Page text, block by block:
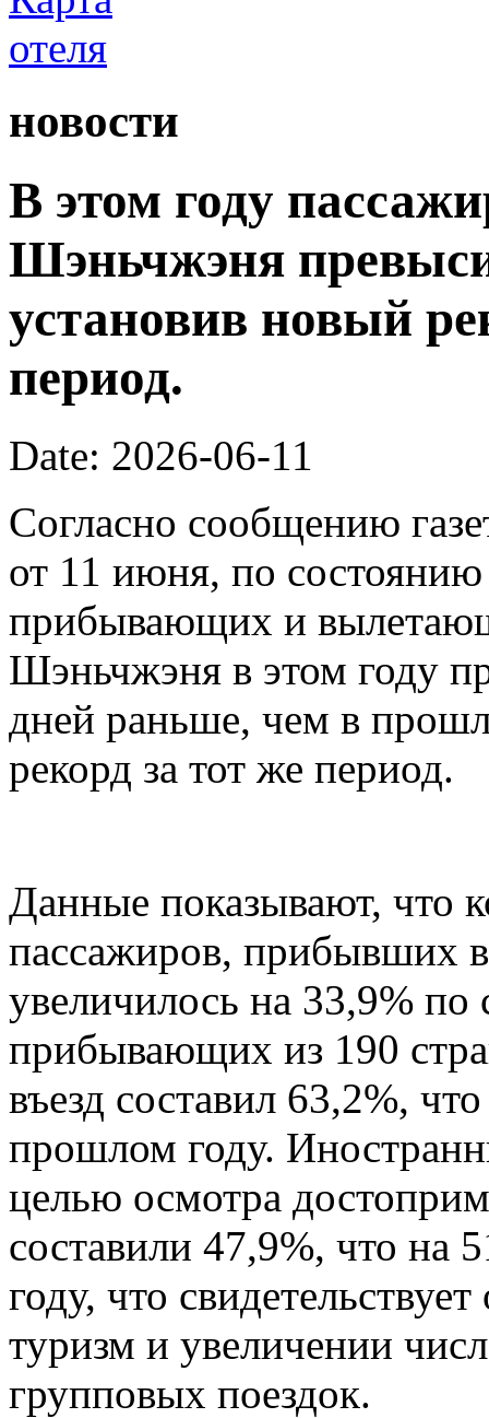
новости
В этом году
Шэньчжэня
установив новый
период.
Date: 2026-06-11
Согласно сообщению
от 11 июня, по
прибывающих и
Шэньчжэня в этом году
дней раньше, чем в
рекорд за тот же период.
Данные показывают, что
пассажиров, прибывших в
увеличилось на 33,9%
прибывающих из 190
въезд составил 63,2%,
прошлом году.
целью осмотра
составили 47,9%, что
году, что
туризм и увеличении
групповых поездок.